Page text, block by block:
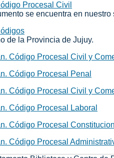
Procesal Civil
se encuentra en nuestro
de la Provincia de Jujuy.
Código Procesal Civil y
Código Procesal Penal
Código Procesal Civil y
Código Procesal Laboral
Código Procesal
Código Procesal